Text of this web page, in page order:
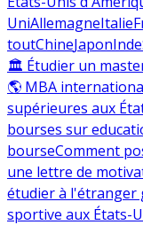
UniAllemagneItalie
toutChineJaponInde
🏛 Étudier un
🌎 MBA
supérieures aux
bourses sur
bourseComment
une lettre de
étudier à l'étranger
sportive aux États-